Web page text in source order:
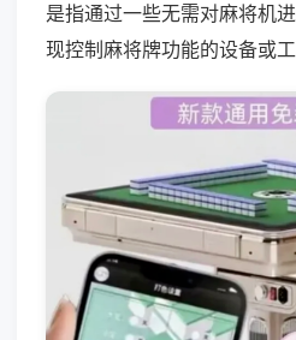
是指通过一些无需对麻将机
现控制麻将牌功能的设备或工